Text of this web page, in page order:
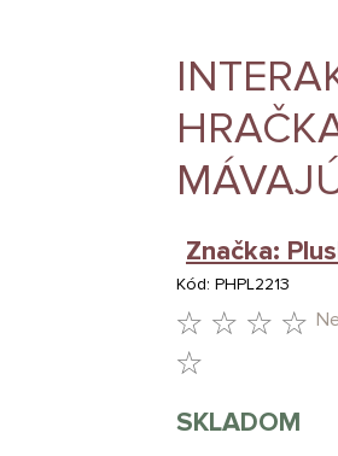
Kód: PHPL2213
Značka:
SKLADOM